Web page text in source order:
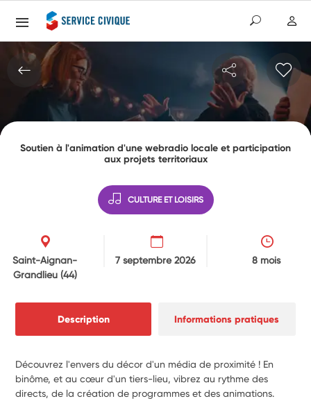
Soutien à l'animation d'une webradio locale et participation
aux projets territoriaux
CULTURE ET LOISIRS
Saint-Aignan-
Grandlieu (44)
7 septembre 2026 8 mois
Description Informations pratiques
Découvrez l'envers du décor d'un média de proximité ! En
binôme, et au cœur d'un tiers-lieu, vibrez au rythme des
directs, de la création de programmes et des animations.